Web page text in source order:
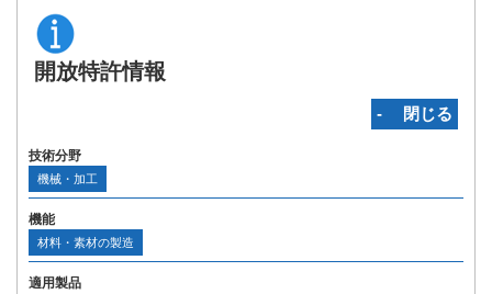
開放特許情報
‐ 閉じる
技術分野
機械・加工
機能
材料・素材の製造
適用製品